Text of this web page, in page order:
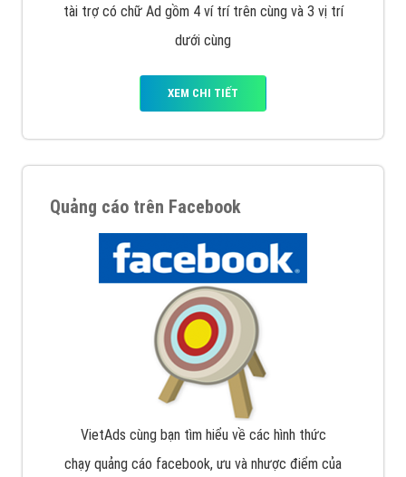
tài trợ có chữ Ad gồm 4 ví trí trên cùng và 3 vị trí
dưới cùng
XEM CHI TIẾT
Quảng cáo trên Facebook
VietAds cùng bạn tìm hiểu về các hình thức
chạy quảng cáo facebook, ưu và nhược điểm của